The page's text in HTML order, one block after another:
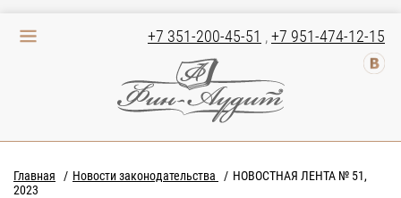
+7 351-200-45-51 ,+7 951-474-12-15
Главная Новости законодательства
НОВОСТНАЯ ЛЕНТА № 51,
2023